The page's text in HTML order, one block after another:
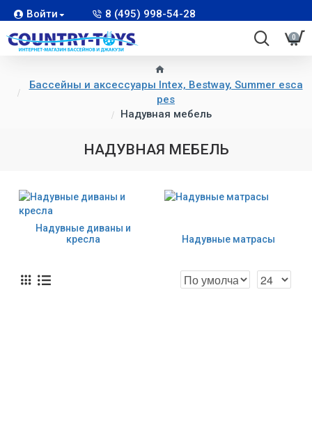
Войти 8 (495) 998-54-28
0
Бассейны и аксессуары Intex, Bestway, Summer esca
pes
Надувная мебель
НАДУВНАЯ МЕБЕЛЬ
Надувные диваны и
кресла
Надувные матрасы